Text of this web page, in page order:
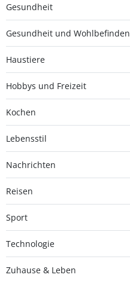
Gesundheit
Gesundheit und Wohlbefinden
Haustiere
Hobbys und Freizeit
Kochen
Lebensstil
Nachrichten
Reisen
Sport
Technologie
Zuhause & Leben